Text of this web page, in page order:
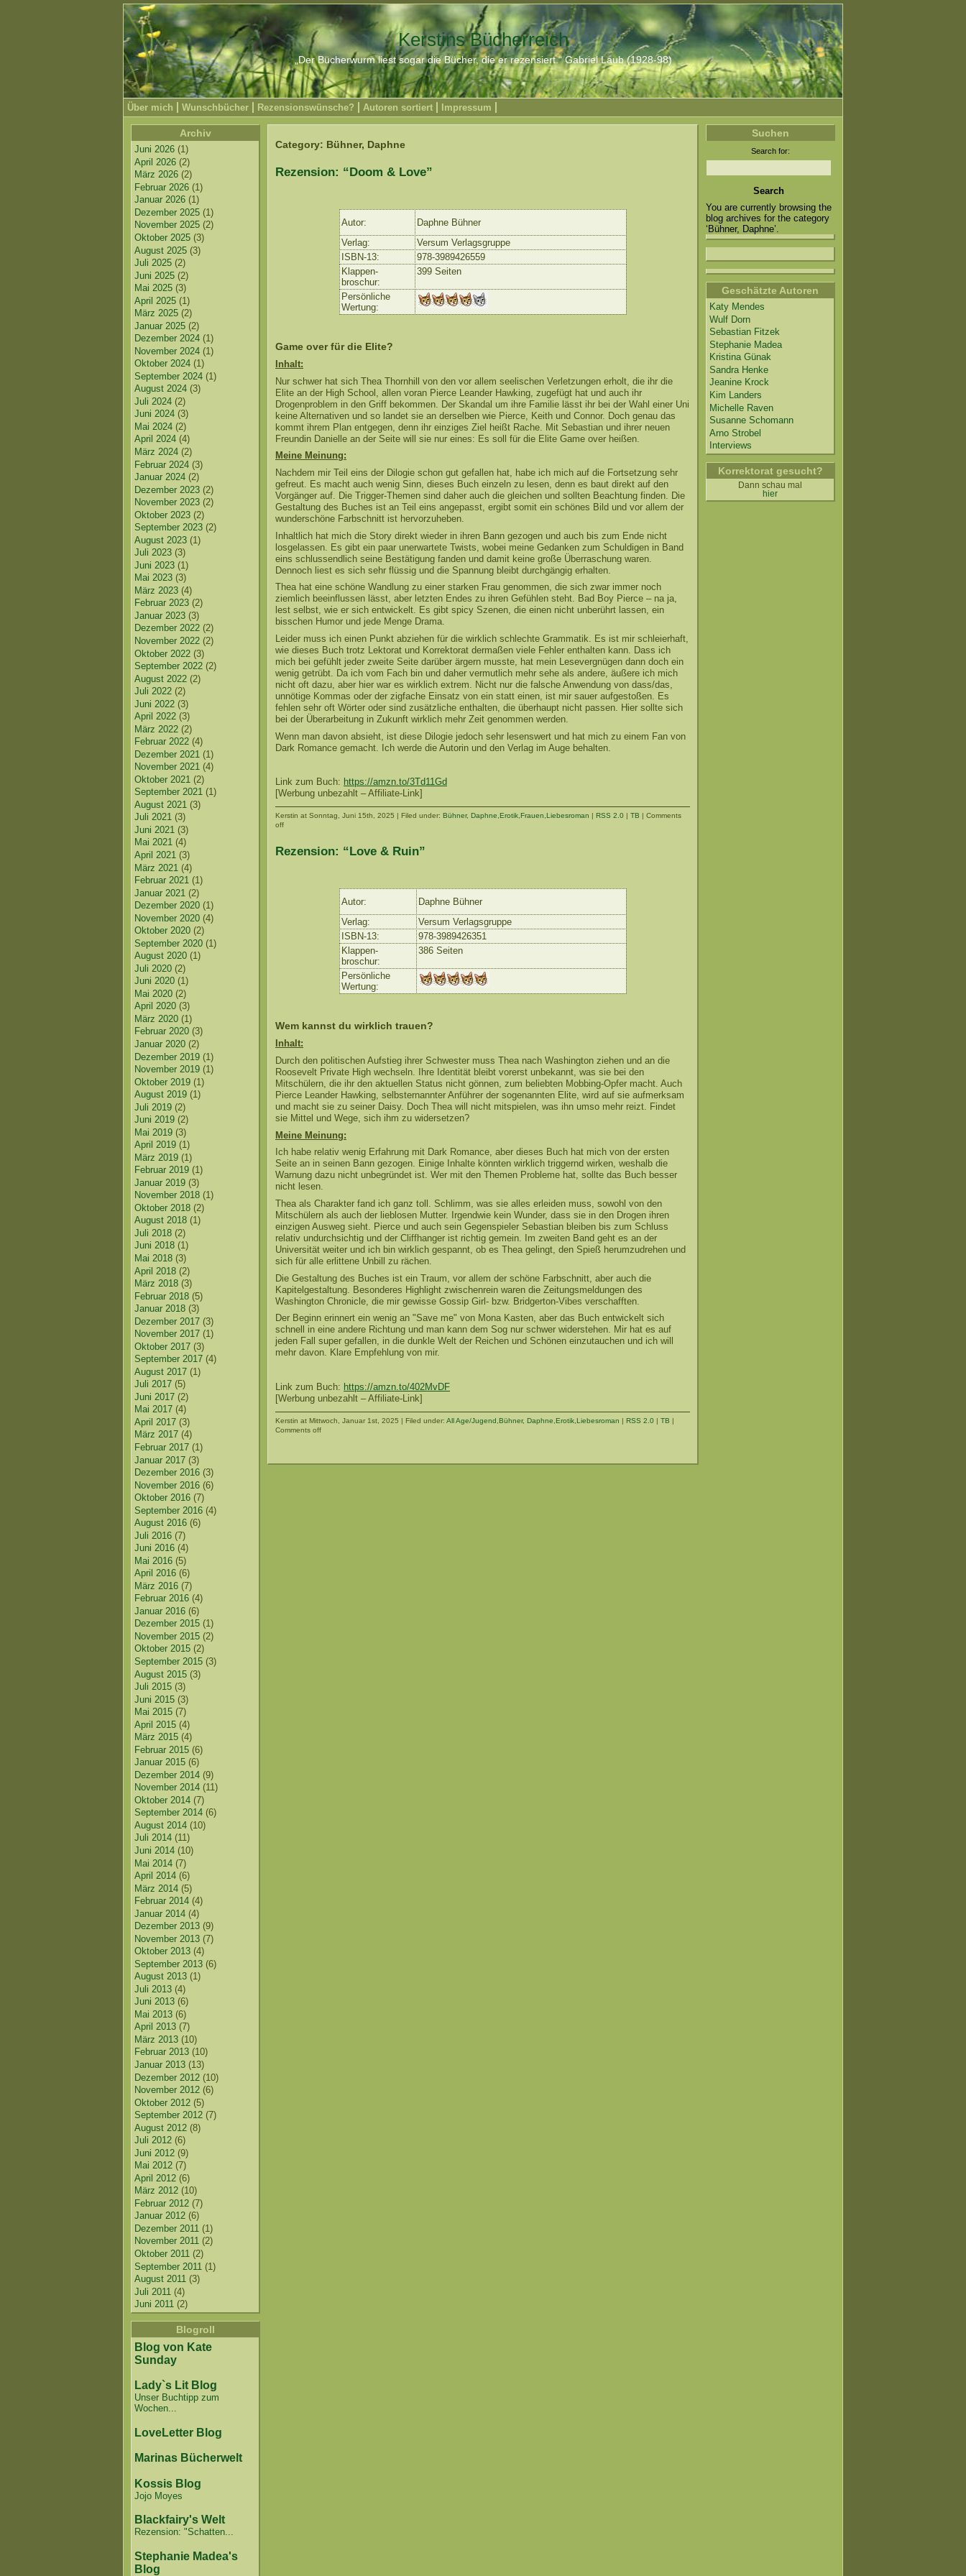
Kerstins Bücherreich
„Der Bücherwurm liest sogar die Bücher, die er rezensiert.“ Gabriel Laub (1928-98)
Über mich Wunschbücher Rezensionswünsche? Autoren sortiert Impressum
Archiv
Juni 2026 (1)
April 2026 (2)
März 2026 (2)
Februar 2026 (1)
Januar 2026 (1)
Dezember 2025 (1)
November 2025 (2)
Oktober 2025 (3)
August 2025 (3)
Juli 2025 (2)
Juni 2025 (2)
Mai 2025 (3)
April 2025 (1)
März 2025 (2)
Januar 2025 (2)
Dezember 2024 (1)
November 2024 (1)
Oktober 2024 (1)
September 2024 (1)
August 2024 (3)
Juli 2024 (2)
Juni 2024 (3)
Mai 2024 (2)
April 2024 (4)
März 2024 (2)
Februar 2024 (3)
Januar 2024 (2)
Dezember 2023 (2)
November 2023 (2)
Oktober 2023 (2)
September 2023 (2)
August 2023 (1)
Juli 2023 (3)
Juni 2023 (1)
Mai 2023 (3)
März 2023 (4)
Februar 2023 (2)
Januar 2023 (3)
Dezember 2022 (2)
November 2022 (2)
Oktober 2022 (3)
September 2022 (2)
August 2022 (2)
Juli 2022 (2)
Juni 2022 (3)
April 2022 (3)
März 2022 (2)
Februar 2022 (4)
Dezember 2021 (1)
November 2021 (4)
Oktober 2021 (2)
September 2021 (1)
August 2021 (3)
Juli 2021 (3)
Juni 2021 (3)
Mai 2021 (4)
April 2021 (3)
März 2021 (4)
Februar 2021 (1)
Januar 2021 (2)
Dezember 2020 (1)
November 2020 (4)
Oktober 2020 (2)
September 2020 (1)
August 2020 (1)
Juli 2020 (2)
Juni 2020 (1)
Mai 2020 (2)
April 2020 (3)
März 2020 (1)
Februar 2020 (3)
Januar 2020 (2)
Dezember 2019 (1)
November 2019 (1)
Oktober 2019 (1)
August 2019 (1)
Juli 2019 (2)
Juni 2019 (2)
Mai 2019 (3)
April 2019 (1)
März 2019 (1)
Februar 2019 (1)
Januar 2019 (3)
November 2018 (1)
Oktober 2018 (2)
August 2018 (1)
Juli 2018 (2)
Juni 2018 (1)
Mai 2018 (3)
April 2018 (2)
März 2018 (3)
Februar 2018 (5)
Januar 2018 (3)
Dezember 2017 (3)
November 2017 (1)
Oktober 2017 (3)
September 2017 (4)
August 2017 (1)
Juli 2017 (5)
Juni 2017 (2)
Mai 2017 (4)
April 2017 (3)
März 2017 (4)
Februar 2017 (1)
Januar 2017 (3)
Dezember 2016 (3)
November 2016 (6)
Oktober 2016 (7)
September 2016 (4)
August 2016 (6)
Juli 2016 (7)
Juni 2016 (4)
Mai 2016 (5)
April 2016 (6)
März 2016 (7)
Februar 2016 (4)
Januar 2016 (6)
Dezember 2015 (1)
November 2015 (2)
Oktober 2015 (2)
September 2015 (3)
August 2015 (3)
Juli 2015 (3)
Juni 2015 (3)
Mai 2015 (7)
April 2015 (4)
März 2015 (4)
Februar 2015 (6)
Januar 2015 (6)
Dezember 2014 (9)
November 2014 (11)
Oktober 2014 (7)
September 2014 (6)
August 2014 (10)
Juli 2014 (11)
Juni 2014 (10)
Mai 2014 (7)
April 2014 (6)
März 2014 (5)
Februar 2014 (4)
Januar 2014 (4)
Dezember 2013 (9)
November 2013 (7)
Oktober 2013 (4)
September 2013 (6)
August 2013 (1)
Juli 2013 (4)
Juni 2013 (6)
Mai 2013 (6)
April 2013 (7)
März 2013 (10)
Februar 2013 (10)
Januar 2013 (13)
Dezember 2012 (10)
November 2012 (6)
Oktober 2012 (5)
September 2012 (7)
August 2012 (8)
Juli 2012 (6)
Juni 2012 (9)
Mai 2012 (7)
April 2012 (6)
März 2012 (10)
Februar 2012 (7)
Januar 2012 (6)
Dezember 2011 (1)
November 2011 (2)
Oktober 2011 (2)
September 2011 (1)
August 2011 (3)
Juli 2011 (4)
Juni 2011 (2)
Blogroll
Blog von Kate
Sunday
Lady`s Lit Blog
Unser Buchtipp zum
Wochen...
LoveLetter Blog
Marinas Bücherwelt
Kossis Blog
Jojo Moyes
Blackfairy's Welt
Rezension: "Schatten...
Stephanie Madea's
Blog
Suchen
Search for:
You are currently browsing the
blog archives for the category
‘Bühner, Daphne’.
Geschätzte Autoren
Katy Mendes
Wulf Dorn
Sebastian Fitzek
Stephanie Madea
Kristina Günak
Sandra Henke
Jeanine Krock
Kim Landers
Michelle Raven
Susanne Schomann
Arno Strobel
Interviews
Korrektorat gesucht?
Dann schau mal
hier
Category: Bühner, Daphne
Rezension: “Doom & Love”
Autor:
Daphne Bühner
Verlag:
Versum Verlagsgruppe
ISBN-13:
978-3989426559
Klappen-
broschur:
399 Seiten
Persönliche
Wertung:
Game over für die Elite?
Inhalt:
Nur schwer hat sich Thea Thornhill von den vor allem seelischen Verletzungen erholt, die ihr die
Elite an der High School, allen voran Pierce Leander Hawking, zugefügt hat und auch ihr
Drogenproblem in den Griff bekommen. Der Skandal um ihre Familie lässt ihr bei der Wahl einer Uni
keine Alternativen und so landet sie an derselben wie Pierce, Keith und Connor. Doch genau das
kommt ihrem Plan entgegen, denn ihr einziges Ziel heißt Rache. Mit Sebastian und ihrer neuen
Freundin Danielle an der Seite will sie nur eines: Es soll für die Elite Game over heißen.
Meine Meinung:
Nachdem mir Teil eins der Dilogie schon gut gefallen hat, habe ich mich auf die Fortsetzung sehr
gefreut. Es macht auch wenig Sinn, dieses Buch einzeln zu lesen, denn es baut direkt auf den
Vorgänger auf. Die Trigger-Themen sind daher auch die gleichen und sollten Beachtung finden. Die
Gestaltung des Buches ist an Teil eins angepasst, ergibt somit ein schönes Bild und vor allem der
wunderschöne Farbschnitt ist hervorzuheben.
Inhaltlich hat mich die Story direkt wieder in ihren Bann gezogen und auch bis zum Ende nicht
losgelassen. Es gibt ein paar unerwartete Twists, wobei meine Gedanken zum Schuldigen in Band
eins schlussendlich seine Bestätigung fanden und damit keine große Überraschung waren.
Dennoch liest es sich sehr flüssig und die Spannung bleibt durchgängig erhalten.
Thea hat eine schöne Wandlung zu einer starken Frau genommen, die sich zwar immer noch
ziemlich beeinflussen lässt, aber letzten Endes zu ihren Gefühlen steht. Bad Boy Pierce – na ja,
lest selbst, wie er sich entwickelt. Es gibt spicy Szenen, die einen nicht unberührt lassen, ein
bisschen Humor und jede Menge Drama.
Leider muss ich einen Punkt abziehen für die wirklich schlechte Grammatik. Es ist mir schleierhaft,
wie dieses Buch trotz Lektorat und Korrektorat dermaßen viele Fehler enthalten kann. Dass ich
mich bei gefühlt jeder zweite Seite darüber ärgern musste, hat mein Lesevergnügen dann doch ein
wenig getrübt. Da ich vom Fach bin und daher vermutlich mehr sehe als andere, äußere ich mich
nicht oft dazu, aber hier war es wirklich extrem. Nicht nur die falsche Anwendung von dass/das,
unnötige Kommas oder der zigfache Einsatz von ein statt einen, ist mir sauer aufgestoßen. Es
fehlen sehr oft Wörter oder sind zusätzliche enthalten, die überhaupt nicht passen. Hier sollte sich
bei der Überarbeitung in Zukunft wirklich mehr Zeit genommen werden.
Wenn man davon absieht, ist diese Dilogie jedoch sehr lesenswert und hat mich zu einem Fan von
Dark Romance gemacht. Ich werde die Autorin und den Verlag im Auge behalten.
Link zum Buch: https://amzn.to/3Td11Gd
[Werbung unbezahlt – Affiliate-Link]
Kerstin at Sonntag, Juni 15th, 2025 | Filed under: Bühner, Daphne Erotik Frauen Liebesroman | RSS 2.0 | TB | Comments
off
Rezension: “Love & Ruin”
Autor:
Daphne Bühner
Verlag:
Versum Verlagsgruppe
ISBN-13:
978-3989426351
Klappen-
broschur:
386 Seiten
Persönliche
Wertung:
Wem kannst du wirklich trauen?
Inhalt:
Durch den politischen Aufstieg ihrer Schwester muss Thea nach Washington ziehen und an die
Roosevelt Private High wechseln. Ihre Identität bleibt vorerst unbekannt, was sie bei den
Mitschülern, die ihr den aktuellen Status nicht gönnen, zum beliebten Mobbing-Opfer macht. Auch
Pierce Leander Hawking, selbsternannter Anführer der sogenannten Elite, wird auf sie aufmerksam
und macht sie zu seiner Daisy. Doch Thea will nicht mitspielen, was ihn umso mehr reizt. Findet
sie Mittel und Wege, sich ihm zu widersetzen?
Meine Meinung:
Ich habe relativ wenig Erfahrung mit Dark Romance, aber dieses Buch hat mich von der ersten
Seite an in seinen Bann gezogen. Einige Inhalte könnten wirklich triggernd wirken, weshalb die
Warnung dazu nicht unbegründet ist. Wer mit den Themen Probleme hat, sollte das Buch besser
nicht lesen.
Thea als Charakter fand ich ganz toll. Schlimm, was sie alles erleiden muss, sowohl von den
Mitschülern als auch der lieblosen Mutter. Irgendwie kein Wunder, dass sie in den Drogen ihren
einzigen Ausweg sieht. Pierce und auch sein Gegenspieler Sebastian bleiben bis zum Schluss
relativ undurchsichtig und der Cliffhanger ist richtig gemein. Im zweiten Band geht es an der
Universität weiter und ich bin wirklich gespannt, ob es Thea gelingt, den Spieß herumzudrehen und
sich für alle erlittene Unbill zu rächen.
Die Gestaltung des Buches ist ein Traum, vor allem der schöne Farbschnitt, aber auch die
Kapitelgestaltung. Besonderes Highlight zwischenrein waren die Zeitungsmeldungen des
Washington Chronicle, die mir gewisse Gossip Girl- bzw. Bridgerton-Vibes verschafften.
Der Beginn erinnert ein wenig an "Save me" von Mona Kasten, aber das Buch entwickelt sich
schnell in eine andere Richtung und man kann dem Sog nur schwer widerstehen. Mir hat es auf
jeden Fall super gefallen, in die dunkle Welt der Reichen und Schönen einzutauchen und ich will
mehr davon. Klare Empfehlung von mir.
Link zum Buch: https://amzn.to/402MvDF
[Werbung unbezahlt – Affiliate-Link]
Kerstin at Mittwoch, Januar 1st, 2025 | Filed under: All Age/Jugend Bühner, Daphne Erotik Liebesroman | RSS 2.0 | TB |
Comments off